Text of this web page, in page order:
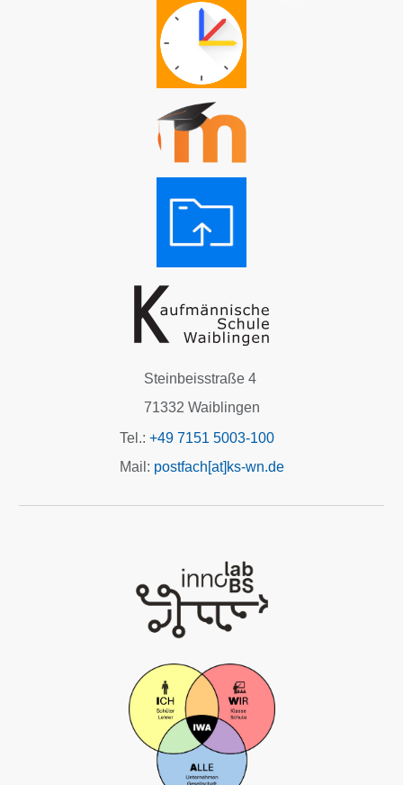
Steinbeisstraße 4
71332 Waiblingen
Tel.: +49 7151 5003-100
Mail: postfach[at]ks-wn.de